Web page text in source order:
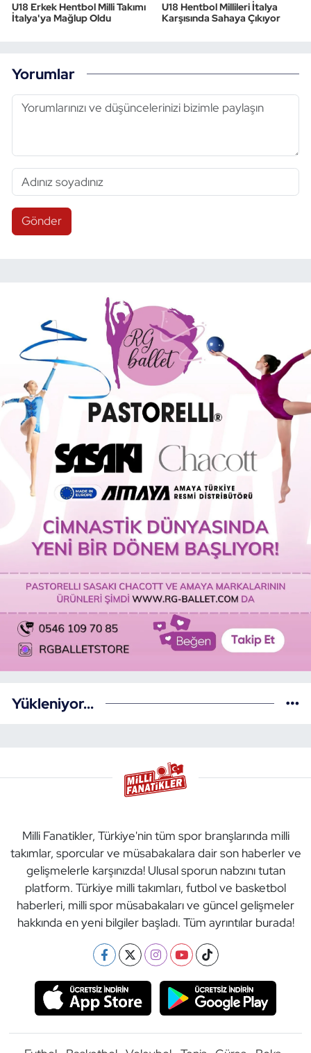
U18 Erkek Hentbol Milli Takımı
İtalya'ya Mağlup Oldu
U18 Hentbol Millileri İtalya
Karşısında Sahaya Çıkıyor
Yorumlar
Gönder
Yükleniyor...
Milli Fanatikler, Türkiye'nin tüm spor branşlarında milli
takımlar, sporcular ve müsabakalara dair son haberler ve
gelişmelerle karşınızda! Ulusal sporun nabzını tutan
platform. Türkiye milli takımları, futbol ve basketbol
haberleri, milli spor müsabakaları ve güncel gelişmeler
hakkında en yeni bilgiler başladı. Tüm ayrıntılar burada!